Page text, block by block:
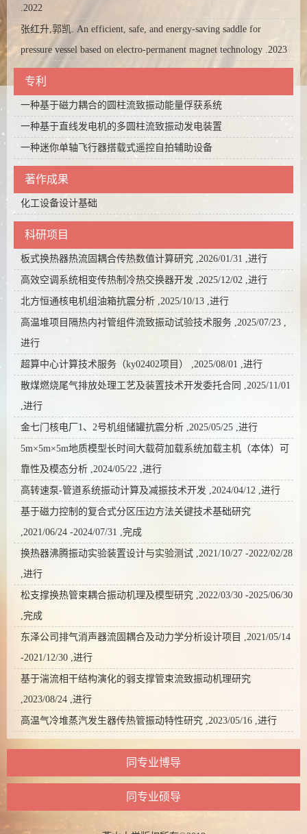
.2022
张红升,郭凯. An efficient, safe, and energy-saving saddle for
pressure vessel based on electro-permanent magnet technology .2023
专利
一种基于磁力耦合的圆柱流致振动能量俘获系统
一种基于直线发电机的多圆柱流致振动发电装置
一种迷你单轴飞行器搭载式遥控自拍辅助设备
著作成果
化工设备设计基础
科研项目
板式换热器热流固耦合传热数值计算研究 ,2026/01/31 ,进行
高效空调系统相变传热制冷热交换器开发 ,2025/12/02 ,进行
北方恒通核电机组油箱抗震分析 ,2025/10/13 ,进行
高温堆项目隔热内衬管组件流致振动试验技术服务 ,2025/07/23 ,
进行
超算中心计算技术服务（ky02402项目） ,2025/08/01 ,进行
散煤燃烧尾气排放处理工艺及装置技术开发委托合同 ,2025/11/01
,进行
金七门核电厂1、2号机组储罐抗震分析 ,2025/05/25 ,进行
5m×5m×5m地质模型长时间大载荷加载系统加载主机（本体）可
靠性及模态分析 ,2024/05/22 ,进行
高转速泵-管道系统振动计算及减振技术开发 ,2024/04/12 ,进行
基于磁力控制的复合式分区压边方法关键技术基础研究
,2021/06/24 -2024/07/31 ,完成
换热器沸腾振动实验装置设计与实验测试 ,2021/10/27 -2022/02/28
,进行
松支撑换热管束耦合振动机理及模型研究 ,2022/03/30 -2025/06/30
,完成
东泽公司排气消声器流固耦合及动力学分析设计项目 ,2021/05/14
-2021/12/30 ,进行
基于湍流相干结构演化的弱支撑管束流致振动机理研究
,2023/08/24 ,进行
高温气冷堆蒸汽发生器传热管振动特性研究 ,2023/05/16 ,进行
同专业博导
同专业硕导